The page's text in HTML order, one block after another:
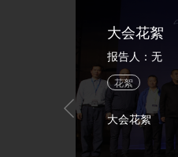
大会花絮
报告人：无
花絮
大会花絮